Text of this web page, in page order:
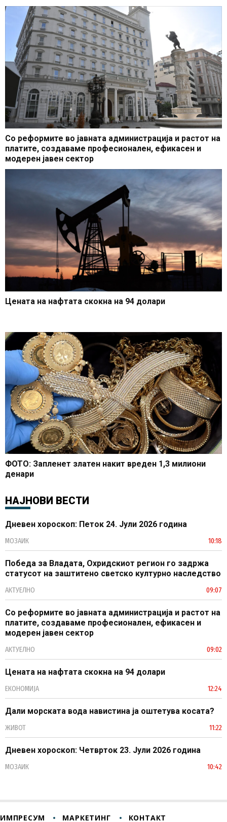
Со реформите во јавната администрација и растот на
платите, создаваме професионален, ефикасен и
модерен јавен сектор
Цената на нафтата скокна на 94 долари
ФОТО: Запленет златен накит вреден 1,3 милиони
денари
НАЈНОВИ ВЕСТИ
Дневен хороскоп: Петок 24. Јули 2026 година
МОЗАИК 10:18
Победа за Владата, Охридскиот регион го задржа
статусот на заштитено светско културно наследство
АКТУЕЛНО 09:07
Со реформите во јавната администрација и растот на
платите, создаваме професионален, ефикасен и
модерен јавен сектор
АКТУЕЛНО 09:02
Цената на нафтата скокна на 94 долари
ЕКОНОМИЈА 12:24
Дали морската вода навистина ја оштетува косата?
ЖИВОТ 11:22
Дневен хороскоп: Четврток 23. Јули 2026 година
МОЗАИК 10:42
ИМПРЕСУМ МАРКЕТИНГ КОНТАКТ